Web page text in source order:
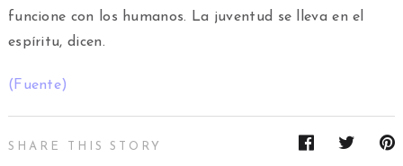
funcione con los humanos. La juventud se lleva en el
espíritu, dicen.
(Fuente)
SHARE THIS STORY